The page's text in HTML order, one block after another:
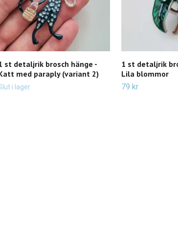
st detaljrik brosch hänge -
med paraply (variant 2)
i lager
1 st detaljrik
Lila blommor
79 kr